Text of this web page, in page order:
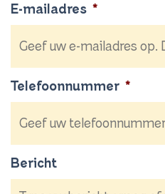
E-mailadres *
Telefoonnummer *
Bericht